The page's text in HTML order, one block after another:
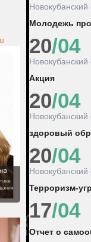
Молодежь
20/04
Акция
20/04
здоровый
20/04
Терроризм-
17/04
Отчет о